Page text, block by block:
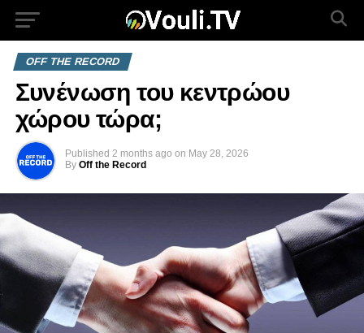
OFF THE RECORD
Συνένωση του κεντρώου
χώρου τώρα;
Published 2 months ago on May 28, 2026
By Off the Record